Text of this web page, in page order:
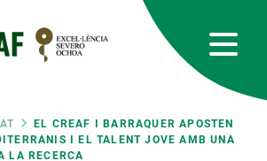
EL CREAF I BARRAQUER APOSTEN
I EL TALENT JOVE AMB UNA
LA RECERCA